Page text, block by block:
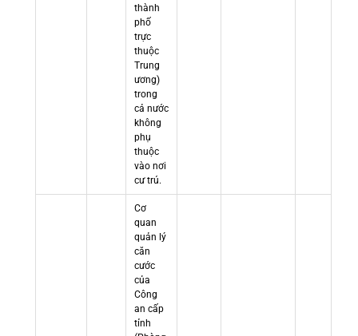
thành
phố
trực
thuộc
Trung
ương)
trong
cả nước
không
phụ
thuộc
vào nơi
cư trú.
Cơ
quan
quản lý
căn
cước
của
Công
an cấp
tỉnh